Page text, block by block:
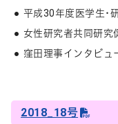
平成30年度医学生･
女性研究者共同研究
窪田理事インタビュ
2018_18号